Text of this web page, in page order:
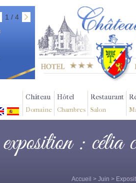
1 / 4
Château
Domaine
Hôtel
Chambres
Restaurant
Salon
exposition : célia
Accueil > Juin >